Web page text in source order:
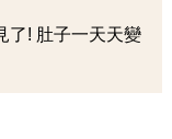
了! 肚子一天天變